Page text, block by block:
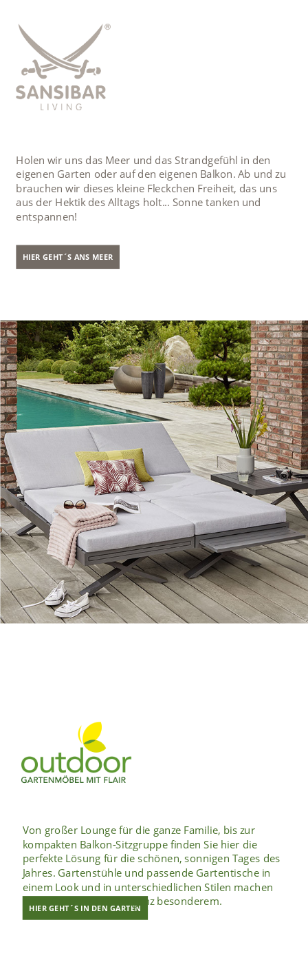
HIER GEHT´S ANS MEER
Holen wir uns das Meer und das Strandgefühl in den
eigenen Garten oder auf den eigenen Balkon. Ab und zu
brauchen wir dieses kleine Fleckchen Freiheit, das uns
aus der Hektik des Alltags holt... Sonne tanken und
entspannen!
HIER GEHT´S IN DEN GARTEN
Von großer Lounge für die ganze Familie, bis zur
kompakten Balkon-Sitzgruppe finden Sie hier die
perfekte Lösung für die schönen, sonnigen Tages des
Jahres. Gartenstühle und passende Gartentische in
einem Look und in unterschiedlichen Stilen machen
Ihren Garten zu etwas ganz besonderem.